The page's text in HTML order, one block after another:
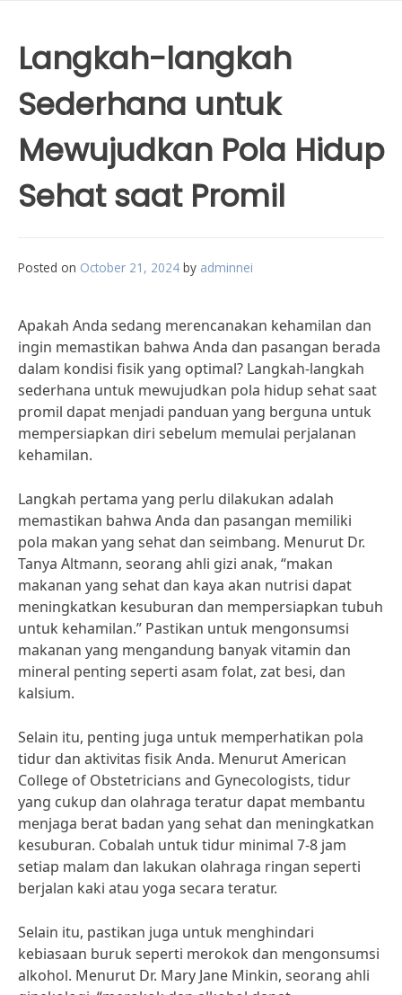
Langkah-langkah
Sederhana untuk
Mewujudkan Pola Hidup
Sehat saat Promil
Posted on October 21, 2024 by adminnei
Apakah Anda sedang merencanakan kehamilan dan
ingin memastikan bahwa Anda dan pasangan berada
dalam kondisi fisik yang optimal? Langkah-langkah
sederhana untuk mewujudkan pola hidup sehat saat
promil dapat menjadi panduan yang berguna untuk
mempersiapkan diri sebelum memulai perjalanan
kehamilan.
Langkah pertama yang perlu dilakukan adalah
memastikan bahwa Anda dan pasangan memiliki
pola makan yang sehat dan seimbang. Menurut Dr.
Tanya Altmann, seorang ahli gizi anak, “makan
makanan yang sehat dan kaya akan nutrisi dapat
meningkatkan kesuburan dan mempersiapkan tubuh
untuk kehamilan.” Pastikan untuk mengonsumsi
makanan yang mengandung banyak vitamin dan
mineral penting seperti asam folat, zat besi, dan
kalsium.
Selain itu, penting juga untuk memperhatikan pola
tidur dan aktivitas fisik Anda. Menurut American
College of Obstetricians and Gynecologists, tidur
yang cukup dan olahraga teratur dapat membantu
menjaga berat badan yang sehat dan meningkatkan
kesuburan. Cobalah untuk tidur minimal 7-8 jam
setiap malam dan lakukan olahraga ringan seperti
berjalan kaki atau yoga secara teratur.
Selain itu, pastikan juga untuk menghindari
kebiasaan buruk seperti merokok dan mengonsumsi
alkohol. Menurut Dr. Mary Jane Minkin, seorang ahli